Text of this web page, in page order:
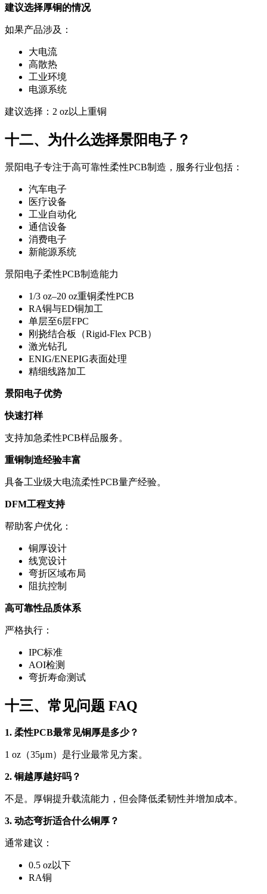
建议选择厚铜的情况
如果产品涉及：
大电流
高散热
工业环境
电源系统
建议选择：2 oz以上重铜
十二、为什么选择景阳电子？
景阳电子专注于高可靠性柔性PCB制造，服务行业包括：
汽车电子
医疗设备
工业自动化
通信设备
消费电子
新能源系统
景阳电子柔性PCB制造能力
1/3 oz–20 oz重铜柔性PCB
RA铜与ED铜加工
单层至6层FPC
刚挠结合板（Rigid-Flex PCB）
激光钻孔
ENIG/ENEPIG表面处理
精细线路加工
景阳电子优势
快速打样
支持加急柔性PCB样品服务。
重铜制造经验丰富
具备工业级大电流柔性PCB量产经验。
DFM工程支持
帮助客户优化：
铜厚设计
线宽设计
弯折区域布局
阻抗控制
高可靠性品质体系
严格执行：
IPC标准
AOI检测
弯折寿命测试
十三、常见问题 FAQ
1. 柔性PCB最常见铜厚是多少？
1 oz（35μm）是行业最常见方案。
2. 铜越厚越好吗？
不是。厚铜提升载流能力，但会降低柔韧性并增加成本。
3. 动态弯折适合什么铜厚？
通常建议：
0.5 oz以下
RA铜